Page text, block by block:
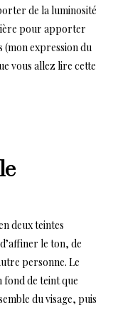
de la luminosité
pour apporter
(mon expression du
vous allez lire cette
deux teintes
le ton, de
personne. Le
de teint que
du visage, puis